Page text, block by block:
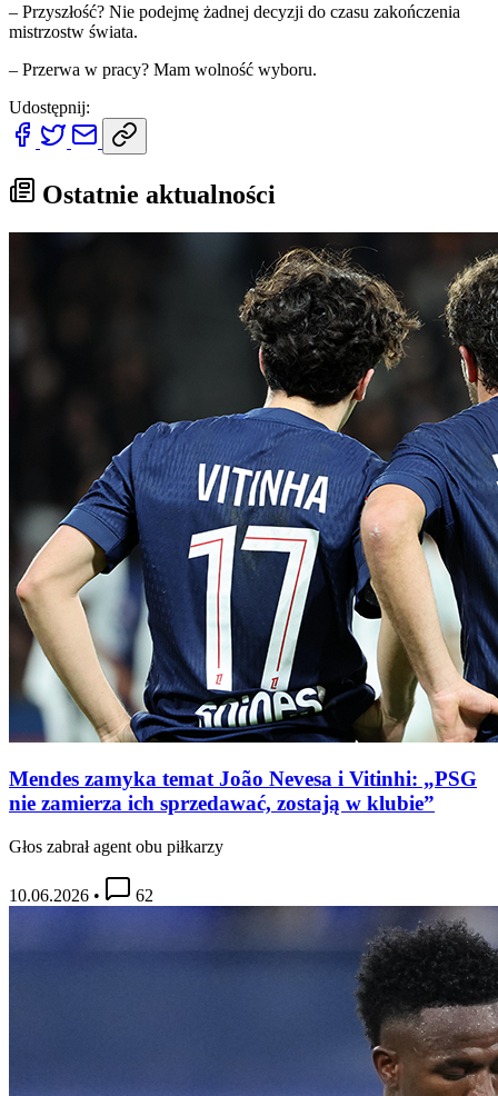
– Przyszłość? Nie podejmę żadnej decyzji do czasu zakończenia
mistrzostw świata.
– Przerwa w pracy? Mam wolność wyboru.
Udostępnij:
Ostatnie aktualności
Mendes zamyka temat João Nevesa i Vitinhi: „PSG
nie zamierza ich sprzedawać, zostają w klubie”
Głos zabrał agent obu piłkarzy
10.06.2026 • 62